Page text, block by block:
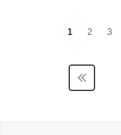
1 2 3